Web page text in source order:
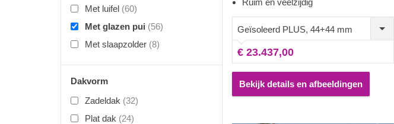
Met luifel (60)
Met glazen pui (56)
Met slaapzolder (8)
Dakvorm
Zadeldak (32)
Plat dak (24)
voor gezellige barbecues, een werkplaats
of een kantoor aan huis dat u op elk
moment kunt gebruiken. Er zijn geen
grenzen aan de mogelijkheden, want met
een beetje creativiteit kan deze houten hut
voor bijna alles worden gebruikt.
Ruim en veelzijdig
Geïsoleerd PLUS, 44+44 mm
€ 23.437,00
Bekijk details en afbeeldingen